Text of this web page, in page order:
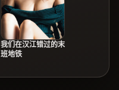
我们在汉江错过的末
班地铁